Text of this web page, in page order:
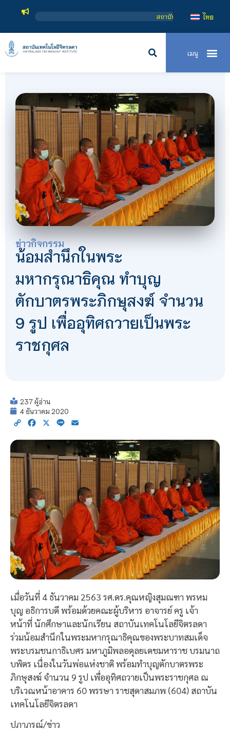
สถาบันเทคโนโลยีจิตรลดา เป็นสถาบันอุดมศึกษาในกำกับของรั
ไทย
ข่าวกิจกรรม
น้อมสำนึกในพระ
มหากรุณาธิคุณ ทำบุญ
ตักบาตรพระภิกษุสงฆ์ จำนวน
9 รูป เพื่ออุทิศถวายเป็นพระ
ราชกุศล
237 ผู้อ่าน
4 ธันวาคม 2020
Copy Facebook
X Line
เมื่อวันที่ 4 ธันวาคม 2563 รศ.ดร.คุณหญิงสุมณฑา พรหม
บุญ อธิการบดี พร้อมด้วยคณะผู้บริหาร อาจารย์ ครู เจ้า
หน้าที่ นักศึกษาและนักเรียน สถาบันเทคโนโลยีจิตรลดา
ร่วมน้อมสำนึกในพระมหากรุณาธิคุณของพระบาทสมเด็จ
พระบรมชนกาธิเบศร มหาภูมิพลอดุลยเดชมหาราช บรมนาถ
บพิตร เนื่องในวันพ่อแห่งชาติ พร้อมทำบุญตักบาตรพระ
ภิกษุสงฆ์ จำนวน 9 รูป เพื่ออุทิศถวายเป็นพระราชกุศล ณ
บริเวณหน้าอาคาร 60 พรรษา ราชสุดาสมภพ (604) สถาบัน
เทคโนโลยีจิตรลดา
ปภาภรณ์/ข่าว